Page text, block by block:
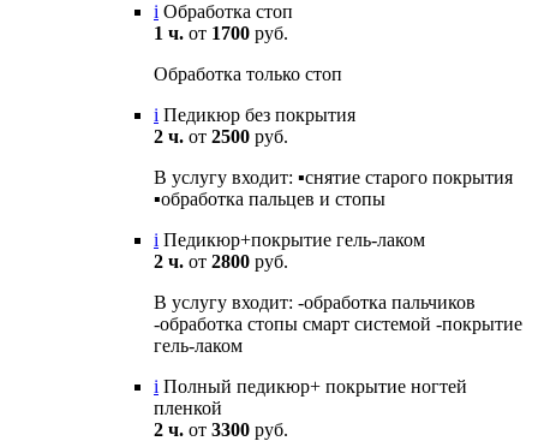
i Обработка стоп
1 ч. от 1700 руб.
Обработка только стоп
i Педикюр без покрытия
2 ч. от 2500 руб.
В услугу входит: ▪️снятие старого покрытия
▪️обработка пальцев и стопы
i Педикюр+покрытие гель-лаком
2 ч. от 2800 руб.
В услугу входит: -обработка пальчиков
-обработка стопы смарт системой -покрытие
гель-лаком
i Полный педикюр+ покрытие ногтей
пленкой
2 ч. от 3300 руб.